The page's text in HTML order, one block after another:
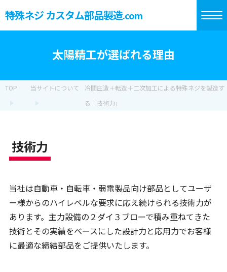
特殊ネジ カスタム部品製造.com
太陽精工が選ばれる理由
TOP 当サイトについて
冷間圧造＋転造＋二次加工による特殊ネジを製造す
る「技術力」
技術力
当社は自動車・自転車・弱電製品向け部品としてユーザ
ー様からのハイレベルな要求に応え続けられる技術力が
あります。主力設備の２ダイ３ブローで積み重ねてきた
技術とその実績をベースにした設計力と応用力でお客様
に最適な締結部品をご提供いたします。